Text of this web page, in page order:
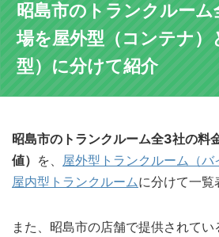
昭島市のトランクルー
場を屋外型（コンテナ）
型）に分けて紹介
昭島市のトランクルーム全3社の料
値） を、 屋外型トランクルーム（バ
屋内型トランクルームに分けて一覧
また、昭島市の店舗で提供されて